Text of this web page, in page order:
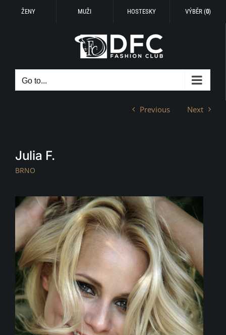
ŽENY MUŽI HOSTESKY VÝBĚR (0)
Go to...
Previous Next
Julia F.
BRNO